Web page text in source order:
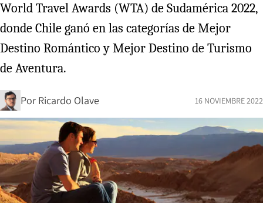
World Travel Awards (WTA) de Sudamérica 2022,
donde Chile ganó en las categorías de Mejor
Destino Romántico y Mejor Destino de Turismo
de Aventura.
Por Ricardo Olave 16 NOVIEMBRE 2022